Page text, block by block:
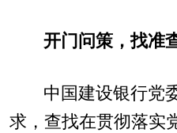
开门问策，找准
中国建设银行党
求，查找在贯彻落实